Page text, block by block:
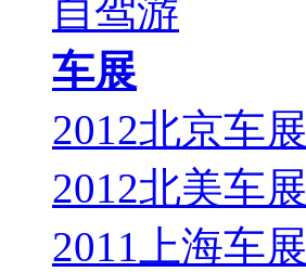
自驾游
车展
2012北京车展
2012北美车展
2011上海车展